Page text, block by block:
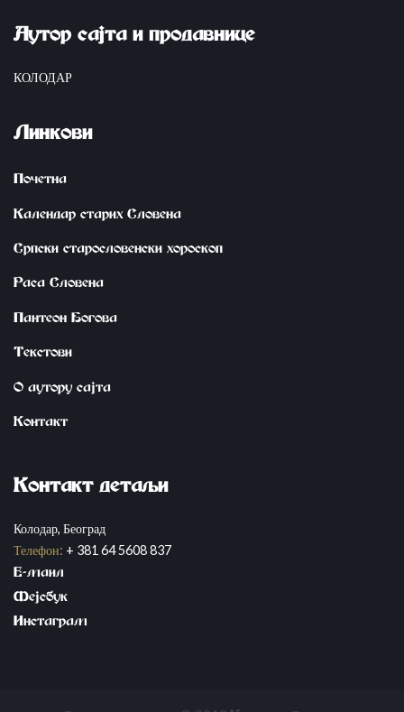
Аутор сајта и продавнице
КОЛОДАР
Линкови
Почетна
Календар старих Словена
Српски старословенски хороскоп
Раса Словена
Пантеон Богова
Tekstovi
О аутору сајта
Контакт
Kontakt detaqi
Колодар, Београд
Телефон: + 381 64 5608 837
E-mail
Fejsbuk
Instagram